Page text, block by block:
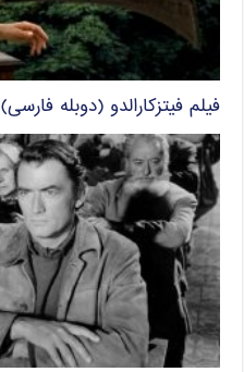
فیلم فیتزکارالدو (دوبله فارسی)